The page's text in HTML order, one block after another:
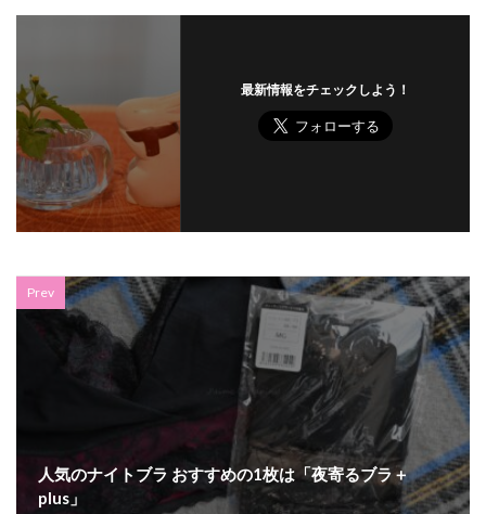
最新情報をチェックしよう！
Prev
人気のナイトブラ おすすめの1枚は「夜寄るブラ＋
plus」